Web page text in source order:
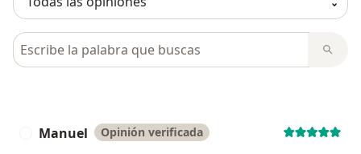
Busca en opiniones
Manuel Opinión verificada